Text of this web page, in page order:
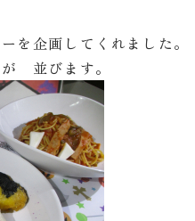
を企画してくれました。
並びます。